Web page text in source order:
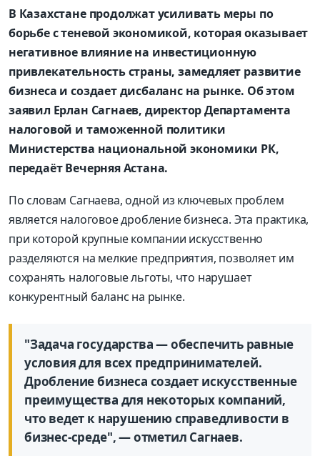
В Казахстане продолжат усиливать меры по
борьбе с теневой экономикой, которая оказывает
негативное влияние на инвестиционную
привлекательность страны, замедляет развитие
бизнеса и создает дисбаланс на рынке. Об этом
заявил Ерлан Сагнаев, директор Департамента
налоговой и таможенной политики
Министерства национальной экономики РК,
передаёт Вечерняя Астана.
По словам Сагнаева, одной из ключевых проблем
является налоговое дробление бизнеса. Эта практика,
при которой крупные компании искусственно
разделяются на мелкие предприятия, позволяет им
сохранять налоговые льготы, что нарушает
конкурентный баланс на рынке.
"Задача государства — обеспечить равные
условия для всех предпринимателей.
Дробление бизнеса создает искусственные
преимущества для некоторых компаний,
что ведет к нарушению справедливости в
бизнес-среде", — отметил Сагнаев.